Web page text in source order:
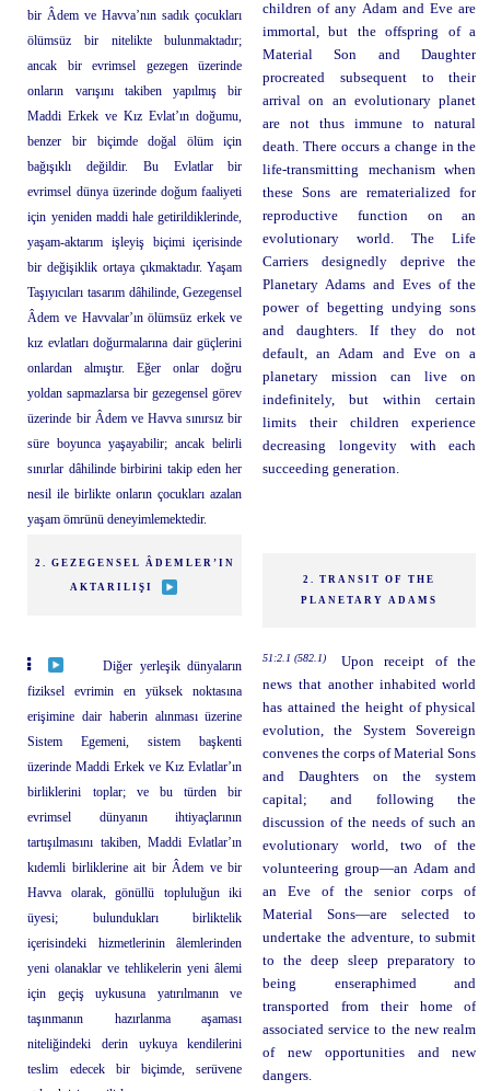
bir Âdem ve Havva’nın sadık çocukları
ölümsüz bir nitelikte bulunmaktadır;
ancak bir evrimsel gezegen üzerinde
onların varışını takiben yapılmış bir
Maddi Erkek ve Kız Evlat’ın doğumu,
benzer bir biçimde doğal ölüm için
bağışıklı değildir. Bu Evlatlar bir
evrimsel dünya üzerinde doğum faaliyeti
için yeniden maddi hale getirildiklerinde,
yaşam-aktarım işleyiş biçimi içerisinde
bir değişiklik ortaya çıkmaktadır. Yaşam
Taşıyıcıları tasarım dâhilinde, Gezegensel
Âdem ve Havvalar’ın ölümsüz erkek ve
kız evlatları doğurmalarına dair güçlerini
onlardan almıştır. Eğer onlar doğru
yoldan sapmazlarsa bir gezegensel görev
üzerinde bir Âdem ve Havva sınırsız bir
süre boyunca yaşayabilir; ancak belirli
sınırlar dâhilinde birbirini takip eden her
nesil ile birlikte onların çocukları azalan
yaşam ömrünü deneyimlemektedir.
children of any Adam and Eve are
immortal, but the offspring of a
Material Son and Daughter
procreated subsequent to their
arrival on an evolutionary planet
are not thus immune to natural
death. There occurs a change in the
life-transmitting mechanism when
these Sons are rematerialized for
reproductive function on an
evolutionary world. The Life
Carriers designedly deprive the
Planetary Adams and Eves of the
power of begetting undying sons
and daughters. If they do not
default, an Adam and Eve on a
planetary mission can live on
indefinitely, but within certain
limits their children experience
decreasing longevity with each
succeeding generation.
2. GEZEGENSEL ÂDEMLER’IN
AKTARILIŞI
2. TRANSIT OF THE
PLANETARY ADAMS
Diğer yerleşik dünyaların
fiziksel evrimin en yüksek noktasına
erişimine dair haberin alınması üzerine
Sistem Egemeni, sistem başkenti
üzerinde Maddi Erkek ve Kız Evlatlar’ın
birliklerini toplar; ve bu türden bir
evrimsel dünyanın ihtiyaçlarının
tartışılmasını takiben, Maddi Evlatlar’ın
kıdemli birliklerine ait bir Âdem ve bir
Havva olarak, gönüllü topluluğun iki
üyesi; bulundukları birliktelik
içerisindeki hizmetlerinin âlemlerinden
yeni olanaklar ve tehlikelerin yeni âlemi
için geçiş uykusuna yatırılmanın ve
taşınmanın hazırlanma aşaması
niteliğindeki derin uykuya kendilerini
teslim edecek bir biçimde, serüvene
51:2.1 (582.1)
Upon receipt of the
news that another inhabited world
has attained the height of physical
evolution, the System Sovereign
convenes the corps of Material Sons
and Daughters on the system
capital; and following the
discussion of the needs of such an
evolutionary world, two of the
volunteering group—an Adam and
an Eve of the senior corps of
Material Sons—are selected to
undertake the adventure, to submit
to the deep sleep preparatory to
being enseraphimed and
transported from their home of
associated service to the new realm
of new opportunities and new
dangers.